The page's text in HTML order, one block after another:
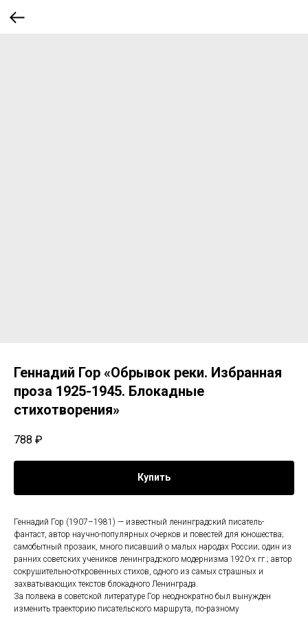
Геннадий Гор «Обрывок реки. Избранная
проза 1925-1945. Блокадные
стихотворения»
788 ₽
Купить
Геннадий Гор (1907–1981) — известный ленинградский писатель-
фантаст, автор научно-популярных очерков и повестей для юношества;
самобытный прозаик, много писавший о малых народах России; один из
ранних советских учеников ленинградского модернизма 1920-х гг.; автор
сокрушительно-откровенных стихов, одного из самых страшных и
захватывающих текстов блокадного Ленинграда.
За полвека в советской литературе Гор неоднократно был вынужден
изменить траекторию писательского маршрута, по-разному